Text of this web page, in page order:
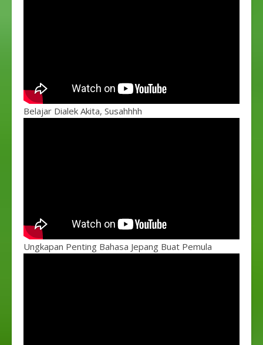
Belajar Dialek Akita, Susahhhh
Ungkapan Penting Bahasa Jepang Buat Pemula